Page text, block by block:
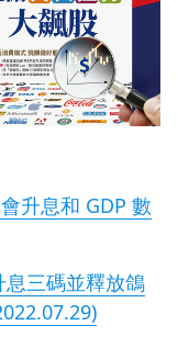
升息和 GDP 數
息三碼並釋放鴿